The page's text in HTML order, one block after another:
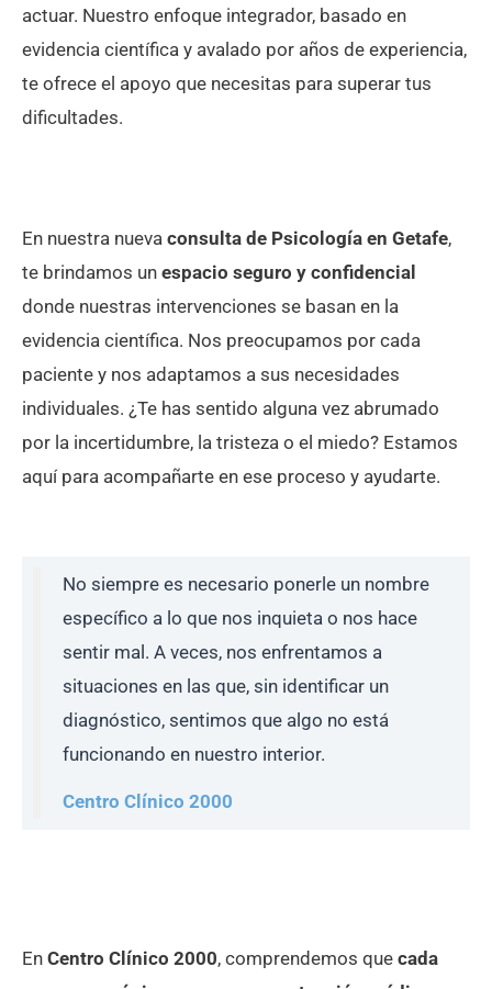
actuar. Nuestro enfoque integrador, basado en
evidencia científica y avalado por años de experiencia,
te ofrece el apoyo que necesitas para superar tus
dificultades.
En nuestra nueva consulta de Psicología en Getafe,
te brindamos un espacio seguro y confidencial
donde nuestras intervenciones se basan en la
evidencia científica. Nos preocupamos por cada
paciente y nos adaptamos a sus necesidades
individuales. ¿Te has sentido alguna vez abrumado
por la incertidumbre, la tristeza o el miedo? Estamos
aquí para acompañarte en ese proceso y ayudarte.
No siempre es necesario ponerle un nombre
específico a lo que nos inquieta o nos hace
sentir mal. A veces, nos enfrentamos a
situaciones en las que, sin identificar un
diagnóstico, sentimos que algo no está
funcionando en nuestro interior.
Centro Clínico 2000
En Centro Clínico 2000, comprendemos que cada